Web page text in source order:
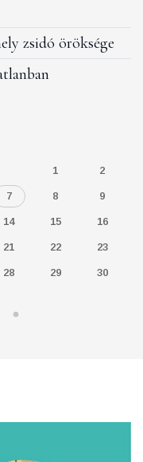
zsidó öröksége
1 2
7 8 9
14 15 16
21 22 23
28 29 30